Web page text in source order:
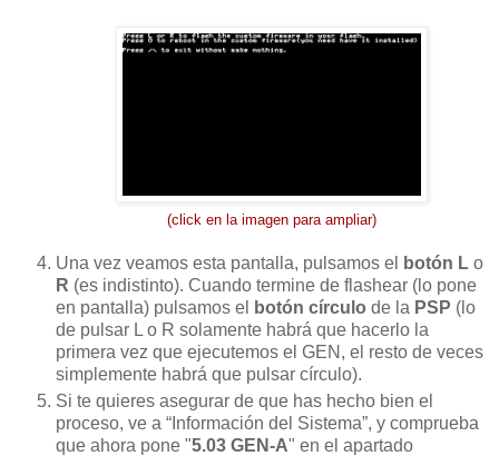
(click en la imagen para ampliar)
Una vez veamos esta pantalla, pulsamos el botón L o
R (es indistinto). Cuando termine de flashear (lo pone
en pantalla) pulsamos el
botón círculo de la PSP (lo
de pulsar L o R solamente habrá que hacerlo la
primera vez que ejecutemos el GEN, el resto de veces
simplemente habrá que pulsar círculo).
Si te quieres asegurar de que has hecho bien el
proceso, ve a “Información del Sistema”, y comprueba
que ahora pone "5.03 GEN-A" en el apartado